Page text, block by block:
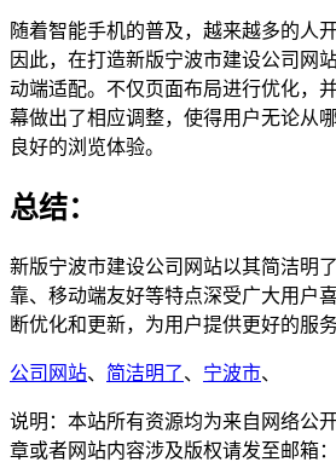
随着智能手机的普及，越来越多的人
因此，在打造新版宁波市建设公司网
动端适配。不仅页面布局进行优化，
幕做出了相应调整，使得用户无论从
良好的浏览体验。
总结：
新版宁波市建设公司网站以其简洁明
靠、移动端友好等特点深受广大用户
断优化和更新，为用户提供更好的服务
公司网站、 简洁明了、 宁波市、
说明：本站所有资源均为来自网络公
章或者网站内容涉及版权请发至邮箱：